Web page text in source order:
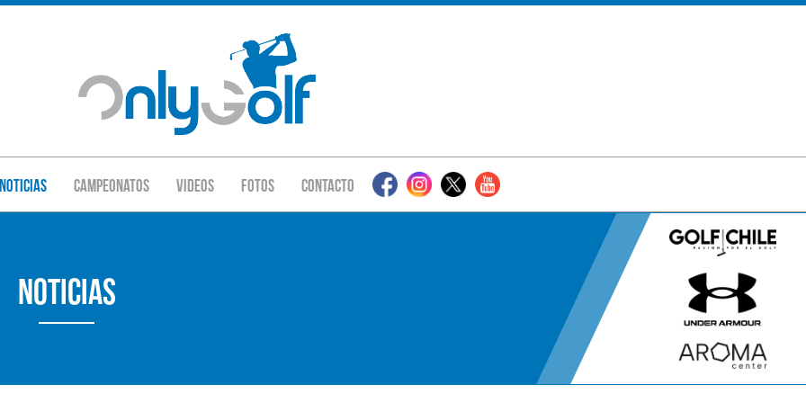
Noticias Campeonatos Videos Fotos Contacto
Noticias